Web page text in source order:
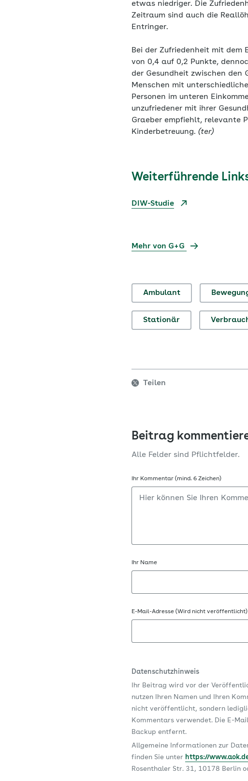
etwas niedriger. Die
Zeitraum sind auch die
Entringer.
Bei der Zufriedenheit mit dem
von 0,4 auf 0,2 Punkte,
der Gesundheit zwischen den
Menschen mit
Personen im unteren
unzufriedener mit ihrer
Graeber empfiehlt, relevante
Kinderbetreuung. (ter)
Weiterführende
DIW-Studie
Mehr von G+G
Ambulant
Stationär
Teilen
Beitrag
Alle Felder sind Pflichtfelder.
Ihr Kommentar (mind. 6 Zeichen)
Ihr Name
E-Mail-Adresse (Wird nicht veröffentlicht)
Datenschutzhinweis
Ihr Beitrag wird vor der
nutzen Ihren Namen und Ihren
nicht veröffentlicht, sondern
Kommentars verwendet. Die E-
Backup entfernt.
Allgemeine Informationen zur
finden Sie unter https://
Rosenthaler Str. 31, 10178 Berlin